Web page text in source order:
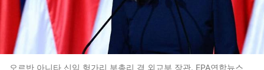
오르반 아니타 신임 헝가리 부총리 겸 외교부 장관. EPA연합뉴스